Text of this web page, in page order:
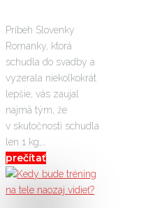
Príbeh Slovenky
Romanky, ktorá
schudla do svadby a
vyzerala niekoľkokrát
lepšie, vás zaujal
najmä tým, že
v skutočnosti schudla
len 1 kg,…
prečítať